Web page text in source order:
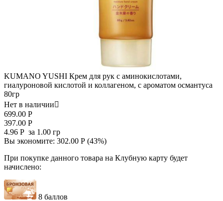
KUMANO YUSHI Крем для рук с аминокислотами,
гиалуроновой кислотой и коллагеном, с ароматом османтуса
80гр
Нет в наличии
699.00 Р
397.00 Р
4.96 Р за 1.00 гр
Вы экономите: 302.00 Р (43%)
При покупке данного товара на Клубную карту будет
начислено:
8 баллов